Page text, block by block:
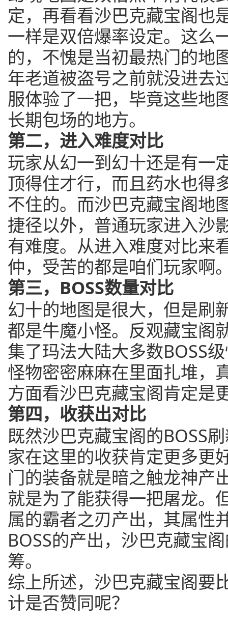
定，再看看沙巴克藏宝阁也
一样是双倍爆率设定。这么
的，不愧是当初最热门的地
年老道被盗号之前就没进去
服体验了一把，毕竟这些地
长期包场的地方。
第二，进入难度对比
玩家从幻一到幻十还是有一
顶得住才行，而且药水也得
不住的。而沙巴克藏宝阁地
捷径以外，普通玩家进入沙
有难度。从进入难度对比来
仲，受苦的都是咱们玩家啊
第三，BOSS数量对比
幻十的地图是很大，但是刷
都是牛魔小怪。反观藏宝阁
集了玛法大陆大多数BOSS
怪物密密麻麻在里面扎堆，
方面看沙巴克藏宝阁肯定是
第四，收获出对比
既然沙巴克藏宝阁的BOSS
家在这里的收获肯定更多更
门的装备就是暗之触龙神产
就是为了能获得一把屠龙。
属的霸者之刃产出，其属性
BOSS的产出，沙巴克藏宝
筹。
综上所述，沙巴克藏宝阁要
计是否赞同呢？